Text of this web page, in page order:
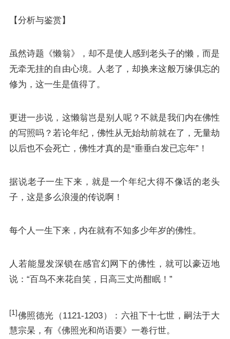
【分析与鉴赏】
虽然诗题《懒翁》，却不是使人感到老头子的懒，而是
无牵无挂的自由心境。人老了，却换来这般万缘俱忘的
修为，这一生是值得了。
更进一步说，这懒翁岂是别人呢？不就是我们内在佛性
的写照吗？若论年纪，佛性从无始劫前就在了，无量劫
以后也不会死亡，佛性才真的是“垂垂白发已忘年”！
据说老子一生下来，就是一个年纪大得不像话的老头
子，这是多么浪漫的传说啊！
每个人一生下来，内在就有不知多少年岁的佛性。
人若能显发深锁在感官幻网下的佛性，就可以豪迈地
说：“百鸟不来花自笑，日高三丈尚酣眠！”
[1]佛照德光（1121-1203）：六祖下十七世，嗣法于大
慧宗杲，有《佛照光和尚语要》一卷行世。